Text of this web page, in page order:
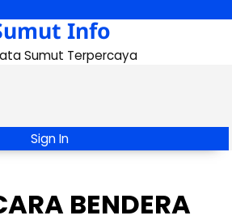
Info
Sumut Terpercaya
Sign In
BENDERA